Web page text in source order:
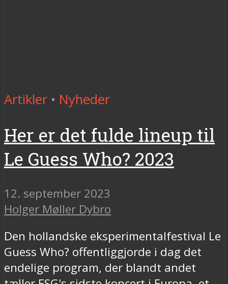
Artikler • Nyheder
Her er det fulde lineup til
Le Guess Who? 2023
12. september 2023
Holger Møller Dybro
Den hollandske eksperimentalfestival Le
Guess Who? offentliggjorde i dag det
endelige program, der blandt andet